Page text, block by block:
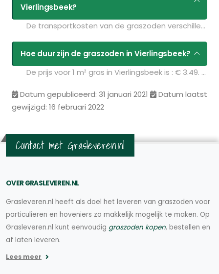
Vierlingsbeek?
De transportkosten van de graszoden verschillen per postcodegebied en zijn afhankelijk van de hoeveelheid graszoden die u bestelt. Bent u benieuwd naar de prijzen? Vul uw gegevens in op de pagina
Hoe duur zijn de graszoden in Vierlingsbeek?
De prijs voor 1 m² gras in Vierlingsbeek is : € 3.49. U kunt deze graszoden bestellen via de volgende link:
Datum gepubliceerd: 31 januari 2021
Datum laatst
gewijzigd: 16 februari 2022
Contact met Grasleveren.nl
OVER GRASLEVEREN.NL
Grasleveren.nl heeft als doel het leveren van graszoden voor
particulieren en hoveniers zo makkelijk mogelijk te maken. Op
Grasleveren.nl kunt eenvoudig graszoden kopen, bestellen en
af laten leveren.
Lees meer